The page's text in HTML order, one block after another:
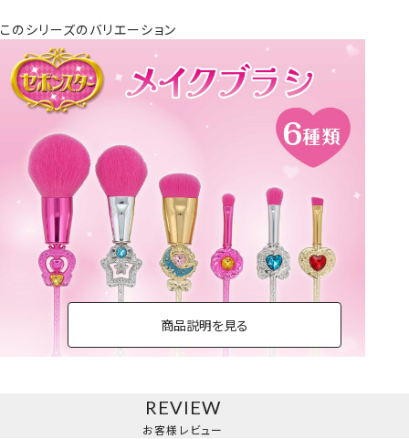
このシリーズのバリエーション
商品説明を見る
REVIEW
お客様レビュー